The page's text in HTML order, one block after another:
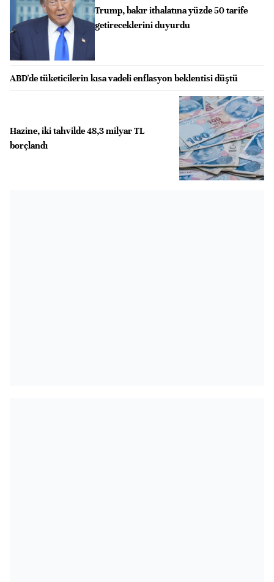
Trump, bakır ithalatına yüzde 50 tarife
getireceklerini duyurdu
ABD'de tüketicilerin kısa vadeli enflasyon beklentisi düştü
Hazine, iki tahvilde 48,3 milyar TL
borçlandı